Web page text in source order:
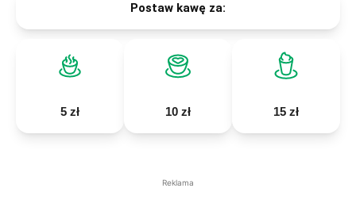
Postaw kawę za:
5 zł 10 zł 15 zł
Reklama